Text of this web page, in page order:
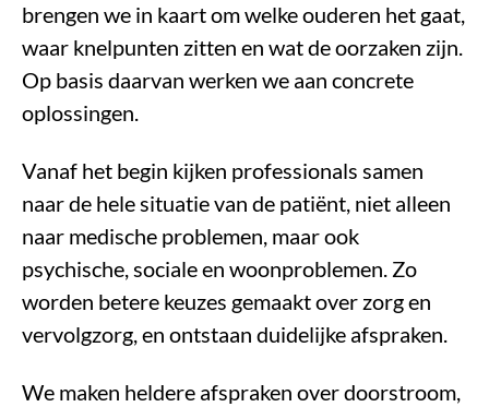
brengen we in kaart om welke ouderen het gaat,
waar knelpunten zitten en wat de oorzaken zijn.
Op basis daarvan werken we aan concrete
oplossingen.
Vanaf het begin kijken professionals samen
naar de hele situatie van de patiënt, niet alleen
naar medische problemen, maar ook
psychische, sociale en woonproblemen. Zo
worden betere keuzes gemaakt over zorg en
vervolgzorg, en ontstaan duidelijke afspraken.
We maken heldere afspraken over doorstroom,